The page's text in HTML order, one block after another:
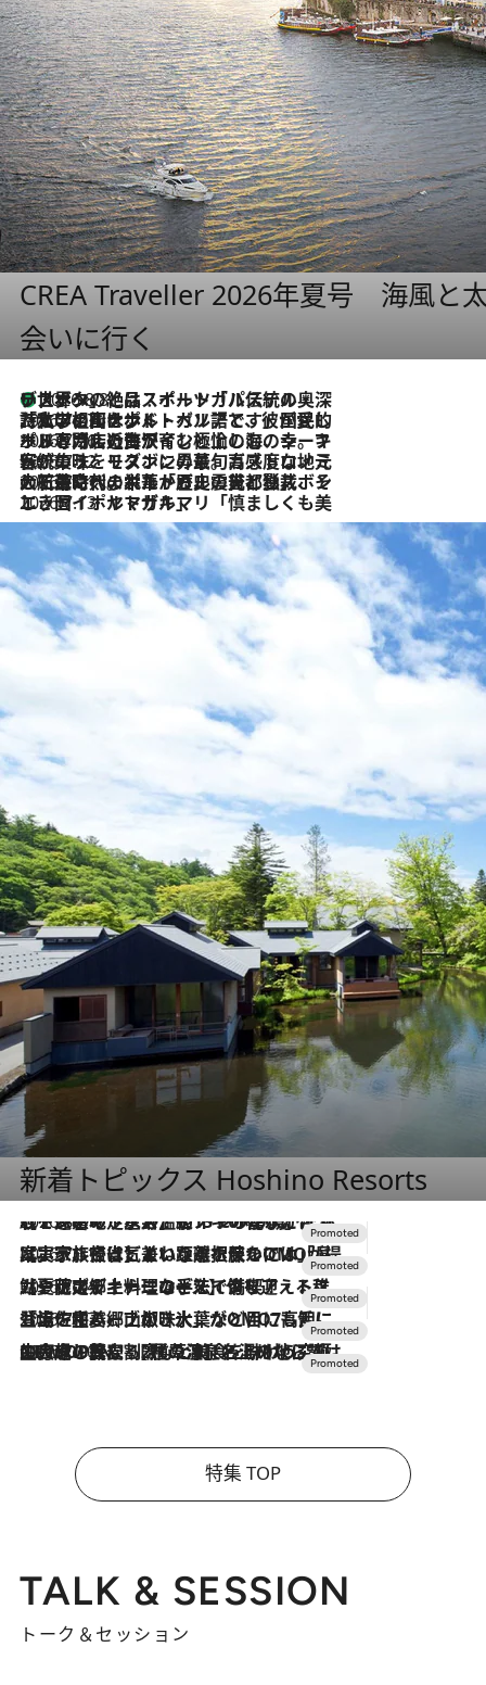
CREA Traveller 2026年夏号 海風と
会いに行く
2026.8.8
リスボンの絶品スイーツ「パステル・デ・ナタ」とは？ポルトガル伝統の奥深い世界へ
2026.7.27
「私の祖国はポルトガル語です」国民的詩人フェルナンド・ペソアと、彼が愛した文学の街を歩く
2026.7.26
ポルトガル近海が育む極上の海の幸。キリリと冷えた白ワインと愉しむ、シーフード専門店の贅沢
2026.7.22
伝統の味をモダンに昇華。高感度な地元客が集う、リスボンの最旬ガストロノミー
2026.7.21
大航海時代の栄華から、震災、独裁、そして革命へ。ポルトガル・首都リスボンの石畳に刻まれた「歴史の光と影」
2026.7.13
エッセイ・ヤマザキマリ「慎ましくも美しき国 ポルトガル」
新着トピックス Hoshino Resorts
2026.8.7
【トンボの足水浴】ヒノキの香りに包まれて涼感マックス！約13℃の湧水かけ流しを避暑地「星野温泉 トンボの湯」で体験
2026.7.31
【ホテル帰省】という選択肢をOMOが提案。家族とほどよい距離を保つには「昼は実家、夜は気兼ねなくホテルで！」
2026.7.24
【夏限定ディナーコース】旬を迎える稚鮎や花ズッキーニなどをイタリア・トスカーナの郷土料理の手法で満喫！
2026.7.17
「土佐和ハーブかき氷」がOMO7高知に登場！生姜、山椒、大葉など目にも舌にも涼を呼ぶ郷土の味
2026.7.10
NEW OPEN！【界 草津】名湯の地に誕生。趣の異なる2種の温泉と上州ならではの会席・蕎麦割烹など美食を味わう究極の癒やし旅
特集 TOP
TALK & SESSION
トーク＆セッション